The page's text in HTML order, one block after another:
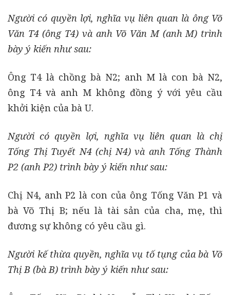
Người có quyền lợi, nghĩa vụ liên quan là ông Võ
Văn T4 (ông T4) và anh Võ Văn M (anh M) trình
bày ý kiến như sau:
Ông T4 là chồng bà N2; anh M là con bà N2,
ông T4 và anh M không đồng ý với yêu cầu
khởi kiện của bà U.
Người có quyền lợi, nghĩa vụ liên quan là chị
Tống Thị Tuyết N4 (chị N4) và anh Tống Thành
P2 (anh P2) trình bày ý kiến như sau:
Chị N4, anh P2 là con của ông Tống Văn P1 và
bà Võ Thị B; nếu là tài sản của cha, mẹ, thì
đương sự không có yêu cầu gì.
Người kế thừa quyền, nghĩa vụ tố tụng của bà Võ
Thị B (bà B) trình bày ý kiến như sau: